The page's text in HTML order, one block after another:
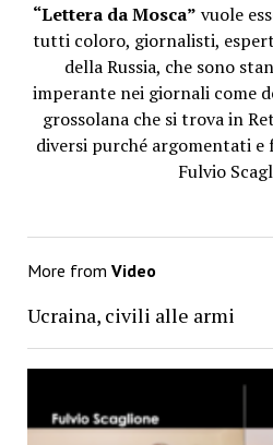
“Lettera da Mosca” vuole
tutti coloro, giornalisti,
della Russia, che sono
imperante nei giornali come
grossolana che si trova in
diversi purché argomentati
Fulvio
More from Video
Ucraina, civili alle armi